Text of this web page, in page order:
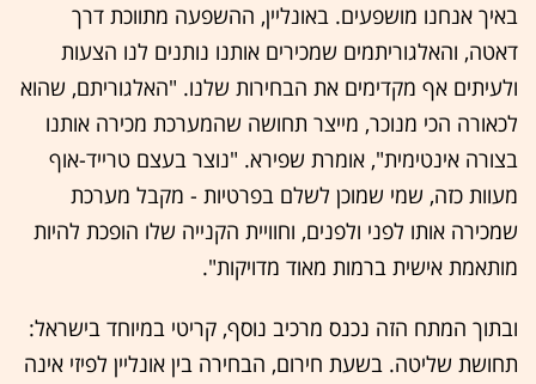
באיך אנחנו מושפעים. באונליין, ההשפעה מתווכת דרך
דאטה, והאלגוריתמים שמכירים אותנו נותנים לנו הצעות
ולעיתים אף מקדימים את הבחירות שלנו. "האלגוריתם, שהוא
לכאורה הכי מנוכר, מייצר תחושה שהמערכת מכירה אותנו
בצורה אינטימית", אומרת שפירא. "נוצר בעצם טרייד-אוף
מעוות כזה, שמי שמוכן לשלם בפרטיות - מקבל מערכת
שמכירה אותו לפני ולפנים, וחוויית הקנייה שלו הופכת להיות
מותאמת אישית ברמות מאוד מדויקות".
ובתוך המתח הזה נכנס מרכיב נוסף, קריטי במיוחד בישראל:
תחושת שליטה. בשעת חירום, הבחירה בין אונליין לפיזי אינה